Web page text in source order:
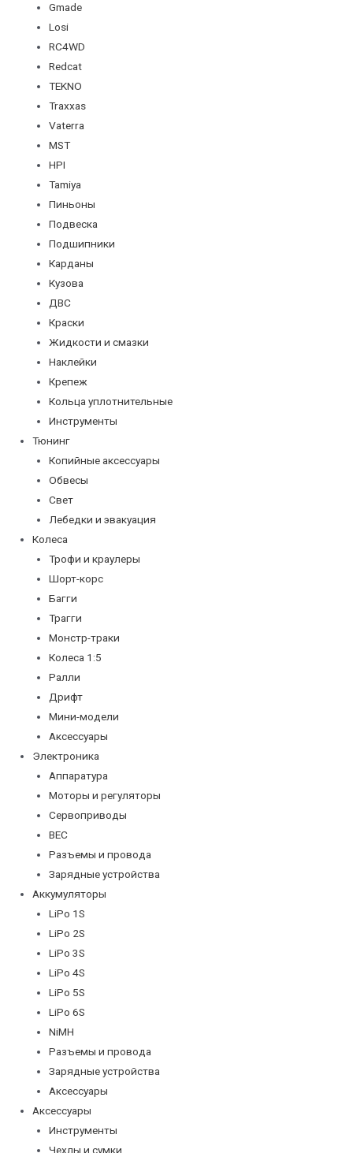
Gmade
Losi
RC4WD
Redcat
TEKNO
Traxxas
Vaterra
MST
HPI
Tamiya
Пиньоны
Подвеска
Подшипники
Карданы
Кузова
ДВС
Краски
Жидкости и смазки
Наклейки
Крепеж
Кольца уплотнительные
Инструменты
Тюнинг
Копийные аксессуары
Обвесы
Свет
Лебедки и эвакуация
Колеса
Трофи и краулеры
Шорт-корс
Багги
Трагги
Монстр-траки
Колеса 1:5
Ралли
Дрифт
Мини-модели
Аксессуары
Электроника
Аппаратура
Моторы и регуляторы
Сервоприводы
BEC
Разъемы и провода
Зарядные устройства
Аккумуляторы
LiPo 1S
LiPo 2S
LiPo 3S
LiPo 4S
LiPo 5S
LiPo 6S
NiMH
Разъемы и провода
Зарядные устройства
Аксессуары
Аксессуары
Инструменты
Чехлы и сумки